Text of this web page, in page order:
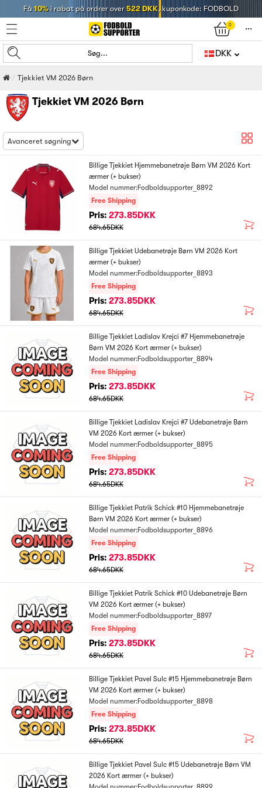
Få 10%i rabat på ordrer over522 DKK, kuponkode: FODBOLD
0
󰄒
Søg... DKK
Tjekkiet VM 2026 Børn
Tjekkiet VM 2026 Børn
Avanceret søgning
Billige Tjekkiet Hjemmebanetrøje Børn VM 2026 Kort
ærmer (+ bukser)
Model nummer:Fodboldsupporter_8892
Free Shipping
Pris: 273.85DKK
684.65DKK
Billige Tjekkiet Udebanetrøje Børn VM 2026 Kort
ærmer (+ bukser)
Model nummer:Fodboldsupporter_8893
Free Shipping
Pris: 273.85DKK
684.65DKK
Billige Tjekkiet Ladislav Krejci #7 Hjemmebanetrøje
Børn VM 2026 Kort ærmer (+ bukser)
Model nummer:Fodboldsupporter_8894
Free Shipping
Pris: 273.85DKK
684.65DKK
Billige Tjekkiet Ladislav Krejci #7 Udebanetrøje Børn
VM 2026 Kort ærmer (+ bukser)
Model nummer:Fodboldsupporter_8895
Free Shipping
Pris: 273.85DKK
684.65DKK
Billige Tjekkiet Patrik Schick #10 Hjemmebanetrøje
Børn VM 2026 Kort ærmer (+ bukser)
Model nummer:Fodboldsupporter_8896
Free Shipping
Pris: 273.85DKK
684.65DKK
Billige Tjekkiet Patrik Schick #10 Udebanetrøje Børn
VM 2026 Kort ærmer (+ bukser)
Model nummer:Fodboldsupporter_8897
Free Shipping
Pris: 273.85DKK
684.65DKK
Billige Tjekkiet Pavel Sulc #15 Hjemmebanetrøje Børn
VM 2026 Kort ærmer (+ bukser)
Model nummer:Fodboldsupporter_8898
Free Shipping
Pris: 273.85DKK
684.65DKK
Billige Tjekkiet Pavel Sulc #15 Udebanetrøje Børn VM
2026 Kort ærmer (+ bukser)